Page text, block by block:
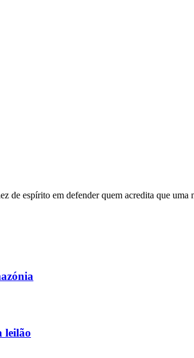
de espírito em defender quem acredita que
leilão